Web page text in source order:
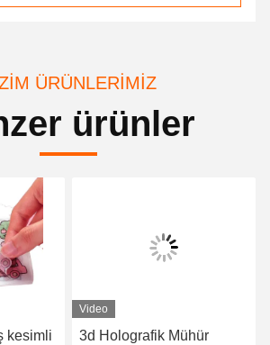
ÜRÜNLERIMIZ
ürünler
kesimli
Video
3d Holografik Mühür